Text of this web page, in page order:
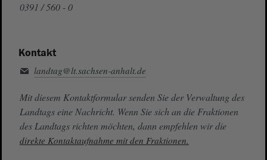
0391 / 560 - 0
Kontakt
landtag@lt.sachsen-anhalt.de
Mit diesem Kontaktformular senden Sie der Verwaltung des
Landtags eine Nachricht. Wenn Sie sich an die Fraktionen
des Landtags richten möchten, dann empfehlen wir die
direkte Kontaktaufnahme mit den Fraktionen.